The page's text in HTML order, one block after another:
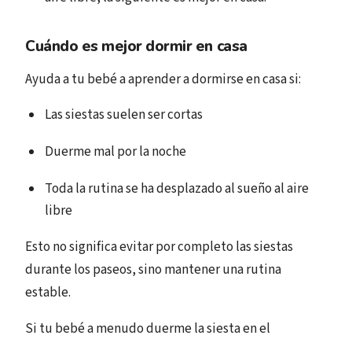
Cuándo es mejor dormir en casa
Ayuda a tu bebé a aprender a dormirse en casa si:
Las siestas suelen ser cortas
Duerme mal por la noche
Toda la rutina se ha desplazado al sueño al aire
libre
Esto no significa evitar por completo las siestas
durante los paseos, sino mantener una rutina
estable.
Si tu bebé a menudo duerme la siesta en el